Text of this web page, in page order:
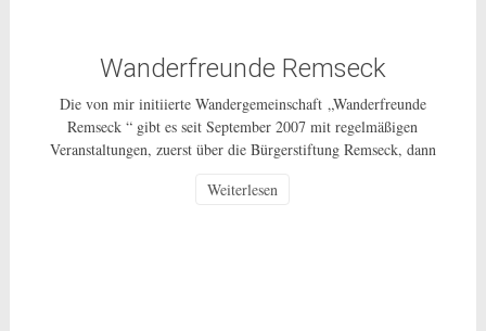
Wanderfreunde Remseck
Die von mir initiierte Wandergemeinschaft „Wanderfreunde
Remseck “ gibt es seit September 2007 mit regelmäßigen
Veranstaltungen, zuerst über die Bürgerstiftung Remseck, dann
Bürgerschaftliches Engagement für alle Bürgerinnen und Bürger
Weiterlesen